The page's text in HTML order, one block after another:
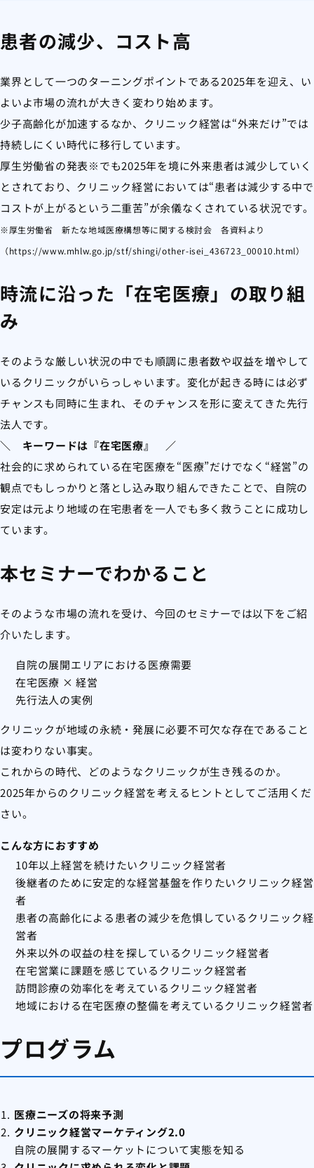
患者の減少、コスト高
業界として一つのターニングポイントである2025年を迎え、い
よいよ市場の流れが大きく変わり始めます。
少子高齢化が加速するなか、クリニック経営は“外来だけ”では
持続しにくい時代に移行しています。
厚生労働省の発表※でも2025年を境に外来患者は減少していく
とされており、クリニック経営においては“患者は減少する中で
コストが上がるという二重苦”が余儀なくされている状況です。
※厚生労働省 新たな地域医療構想等に関する検討会 各資料より
（https://www.mhlw.go.jp/stf/shingi/other-isei_436723_00010.html）
時流に沿った「在宅医療」の取り組
み
そのような厳しい状況の中でも順調に患者数や収益を増やして
いるクリニックがいらっしゃいます。変化が起きる時には必ず
チャンスも同時に生まれ、そのチャンスを形に変えてきた先行
法人です。
＼ キーワードは『在宅医療』 ／
社会的に求められている在宅医療を“医療”だけでなく“経営”の
観点でもしっかりと落とし込み取り組んできたことで、自院の
安定は元より地域の在宅患者を一人でも多く救うことに成功し
ています。
本セミナーでわかること
そのような市場の流れを受け、今回のセミナーでは以下をご紹
介いたします。
自院の展開エリアにおける医療需要
在宅医療 × 経営
先行法人の実例
クリニックが地域の永続・発展に必要不可欠な存在であること
は変わりない事実。
これからの時代、どのようなクリニックが生き残るのか。
2025年からのクリニック経営を考えるヒントとしてご活用くだ
さい。
こんな方におすすめ
10年以上経営を続けたいクリニック経営者
後継者のために安定的な経営基盤を作りたいクリニック経営
者
患者の高齢化による患者の減少を危惧しているクリニック経
営者
外来以外の収益の柱を探しているクリニック経営者
在宅営業に課題を感じているクリニック経営者
訪問診療の効率化を考えているクリニック経営者
地域における在宅医療の整備を考えているクリニック経営者
プログラム
医療ニーズの将来予測
クリニック経営マーケティング2.0
自院の展開するマーケットについて実態を知る